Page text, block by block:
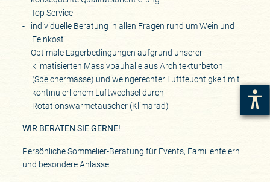
Top Service
individuelle Beratung in allen Fragen rund um Wein und
Feinkost
Optimale Lagerbedingungen aufgrund unserer
klimatisierten Massivbauhalle aus Architekturbeton
(Speichermasse) und weingerechter Luftfeuchtigkeit mit
kontinuierlichem Luftwechsel durch
Rotationswärmetauscher (Klimarad)
WIR BERATEN SIE GERNE!
Persönliche Sommelier-Beratung für Events, Familienfeiern
und besondere Anlässe.